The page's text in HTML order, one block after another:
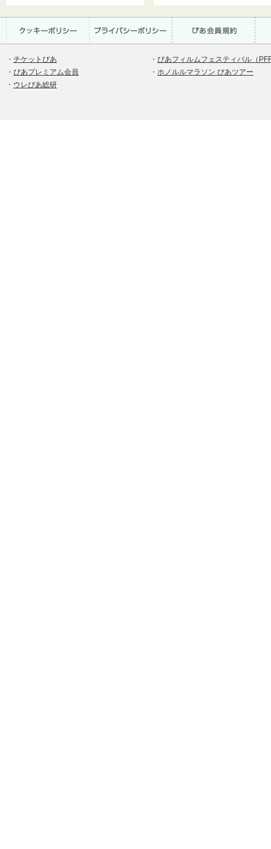
・ チケットぴあ
・ ぴあプレミアム会員
・ ウレぴあ総研
・ ぴあフィルムフェスティバル（
・ ホノルルマラソン ぴあツアー